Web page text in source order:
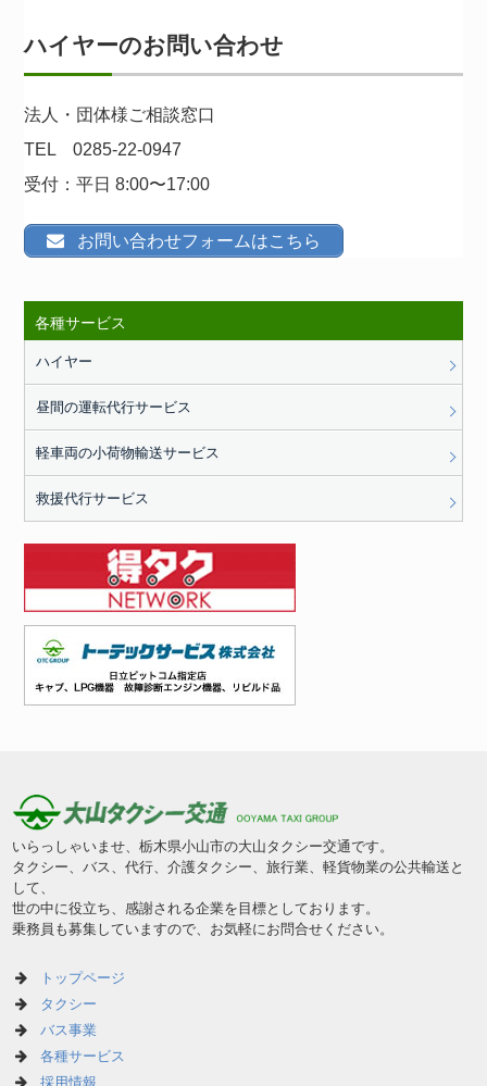
ハイヤーのお問い合わせ
法人・団体様ご相談窓口
TEL 0285-22-0947
受付：平日 8:00〜17:00
お問い合わせフォームはこちら
各種サービス
ハイヤー
昼間の運転代行サービス
軽車両の小荷物輸送サービス
救援代行サービス
いらっしゃいませ、栃木県小山市の大山タクシー交通です。
タクシー、バス、代行、介護タクシー、旅行業、軽貨物業の公共輸送と
して、
世の中に役立ち、感謝される企業を目標としております。
乗務員も募集していますので、お気軽にお問合せください。
トップページ
タクシー
バス事業
各種サービス
採用情報